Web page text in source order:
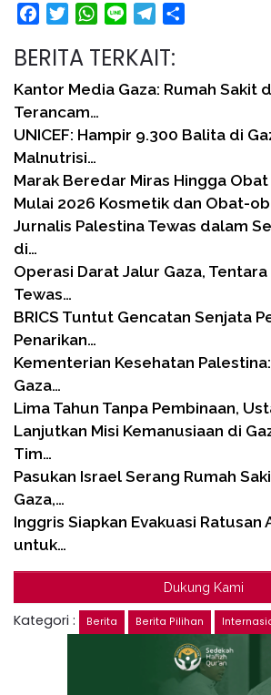
FacebookTwitterWhatsApp
Line Telegram
BERITA TERKAIT:
Kantor Media Gaza: Rumah Sakit
Terancam…
UNICEF: Hampir 9.300 Balita di
Malnutrisi…
Marak Beredar Miras Hingga
Mulai 2026 Kosmetik dan Obat-
Jurnalis Palestina Tewas dalam
di…
Operasi Darat Jalur Gaza,
Tewas…
BRICS Tuntut Gencatan Senjata
Penarikan…
Kementerian Kesehatan
Gaza…
Lima Tahun Tanpa Pembinaan,
Lanjutkan Misi Kemanusiaan di
Tim…
Pasukan Israel Serang Rumah
Gaza,…
Inggris Siapkan Evakuasi Ratusan
untuk…
Dukung Kami
Kategori : Berita Berita Pilihan